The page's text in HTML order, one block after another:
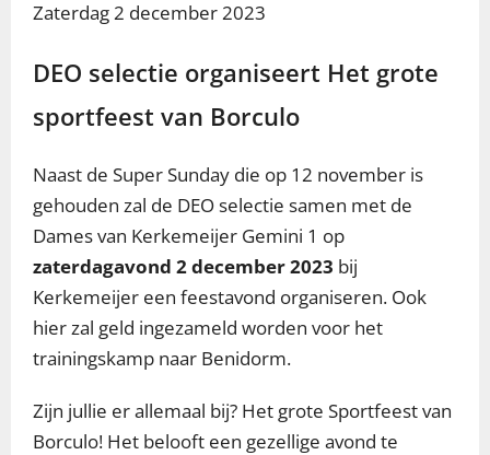
Zaterdag 2 december 2023
DEO selectie organiseert Het grote
sportfeest van Borculo
Naast de Super Sunday die op 12 november is
gehouden zal de DEO selectie samen met de
Dames van Kerkemeijer Gemini 1 op
zaterdagavond 2 december 2023 bij
Kerkemeijer een feestavond organiseren. Ook
hier zal geld ingezameld worden voor het
trainingskamp naar Benidorm.
Zijn jullie er allemaal bij? Het grote Sportfeest van
Borculo! Het belooft een gezellige avond te